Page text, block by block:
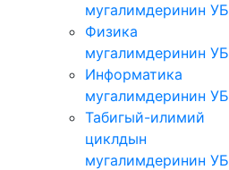
мугалимдеринин УБ
Физика
мугалимдеринин УБ
Информатика
мугалимдеринин УБ
Табигый-илимий
циклдын
мугалимдеринин УБ